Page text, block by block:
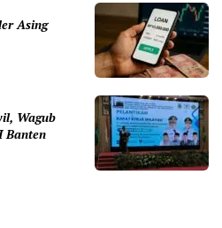
Asing
Wagub
Banten